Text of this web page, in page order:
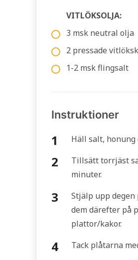
VITLÖKSOLJA:
3 msk neutral olja
2 pressade
1-2 msk flingsalt
Instruktioner
Häll salt,
Tillsätt torrjäst
minuter.
Stjälp upp
dem därefter på
plattor/kakor.
Tack plåtarna